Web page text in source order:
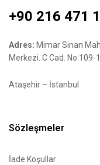
+90 216 471
Adres: Mimar Sinan
Merkezi. C Cad. No:109-
Ataşehir – İstanbul
Sözleşmeler
İade Koşullar